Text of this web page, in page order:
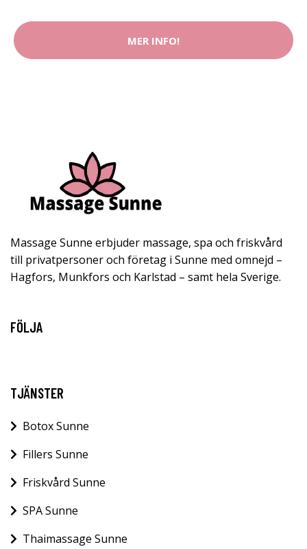
MER INFO!
Massage Sunne erbjuder massage, spa och friskvård
till privatpersoner och företag i Sunne med omnejd –
Hagfors, Munkfors och Karlstad – samt hela Sverige.
FÖLJA
TJÄNSTER
Botox Sunne
Fillers Sunne
Friskvård Sunne
SPA Sunne
Thaimassage Sunne